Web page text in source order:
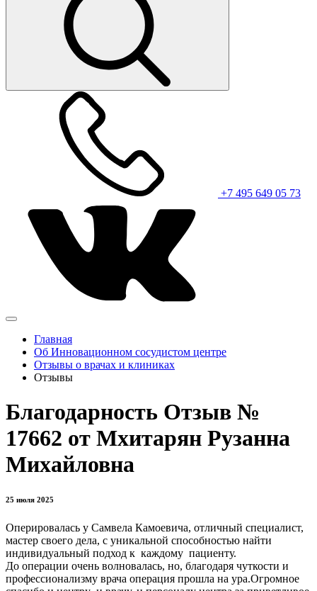
+7 495 649 05 73
Главная
Об Инновационном сосудистом центре
Отзывы о врачах и клиниках
Отзывы
Благодарность Отзыв №
17662 от Мхитарян Рузанна
Михайловна
25 июля 2025
Оперировалась у Самвела Камоевича, отличный специалист,
мастер своего дела, с уникальной способностью найти
индивидуальный подход к каждому пациенту.
До операции очень волновалась, но, благодаря чуткости и
профессионализму врача операция прошла на ура.Огромное